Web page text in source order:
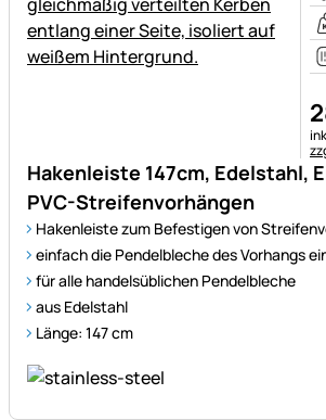
Hakenleiste 147cm, Edelstahl,
PVC-Streifenvorhängen
Hakenleiste zum Befestigen von
einfach die Pendelbleche des Vorhangs
für alle handelsüblichen Pendelbleche
aus Edelstahl
Länge: 147 cm